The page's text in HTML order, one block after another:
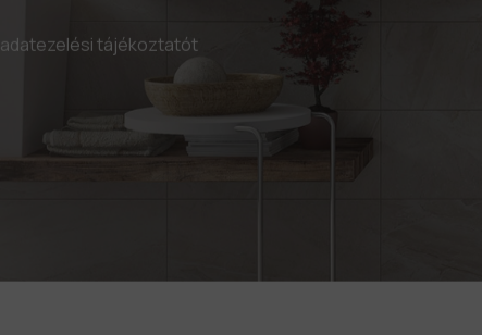
adatezelési tájékoztatót